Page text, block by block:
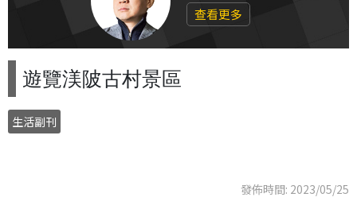
查看更多
遊覽渼陂古村景區
生活副刊
發佈時間: 2023/05/25